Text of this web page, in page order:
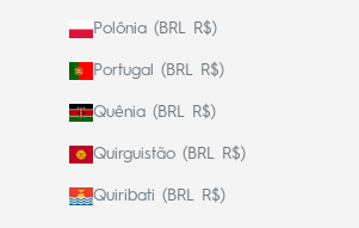
Polônia (BRL R$)
Portugal (BRL R$)
Quênia (BRL R$)
Quirguistão (BRL R$)
Quiribati (BRL R$)